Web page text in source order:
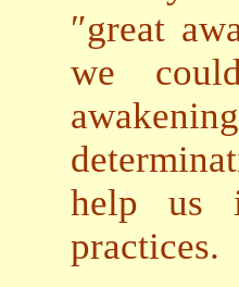
″great
we
help us
practices.